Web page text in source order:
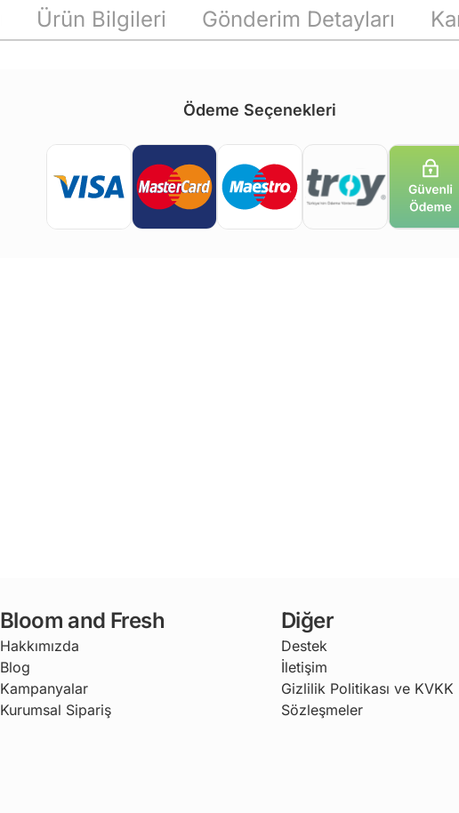
Ürün Bilgileri Gönderim Detayları
Ödeme Seçenekleri
Bloom and Fresh
Hakkımızda
Blog
Kampanyalar
Kurumsal Sipariş
Diğer
Destek
İletişim
Gizlilik Politikası ve KVKK
Sözleşmeler